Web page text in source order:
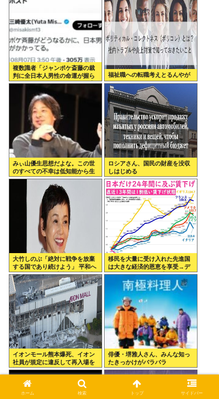
複数識者「ジャンポケ斎藤の裁
判に全日本人男性の命運が握ら
れている。これでだめなら日本
男全員懲役7年だ」
福祉職への転職考えとるんやが
みぃ山優生思想だよな。この世
のすべての不幸は低知能から生
まれるっていう
ロシアさん、国民の財産を没収
しはじめる
大竹しのぶ「絶対に戦争を放棄
する国であり続けよう」 平和へ
の思いをつづる 広島に原爆が投
下されてから81年
移民を大量に受け入れた先進国
は大きな経済的恩恵を享受→デ
ータでもはっきり日本一人負け
示される
イオンモール熊本爆死、イオン
社員が規定に違反して再入場を
許可していた
俳優・堺雅人さん、みんな知っ
たきっかけがバラバラ
ホーム 検索 トップ サイドバー